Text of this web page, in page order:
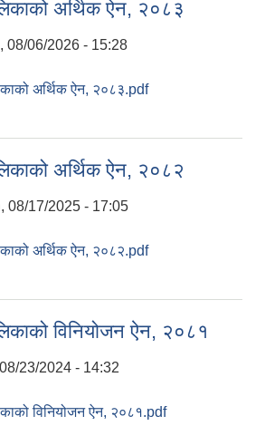
अर्थिक ऐन, २०८३
08/06/2026 - 15:28
अर्थिक ऐन, २०८३.pdf
अर्थिक ऐन, २०८२
08/17/2025 - 17:05
अर्थिक ऐन, २०८२.pdf
विनियोजन ऐन, २०८१
23/2024 - 14:32
विनियोजन ऐन, २०८१.pdf